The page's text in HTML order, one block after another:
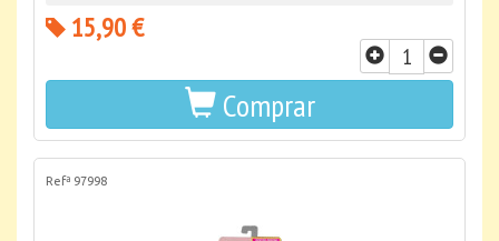
15,90 €
Comprar
Refª 97998